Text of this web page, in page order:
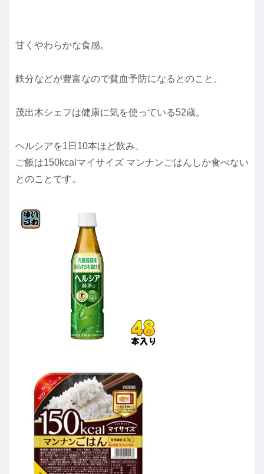
甘くやわらかな食感。
鉄分などが豊富なので貧血予防になるとのこと。
茂出木シェフは健康に気を使っている52歳。
ヘルシアを1日10本ほど飲み、
ご飯は150kcalマイサイズ マンナンごはんしか食べない
とのことです。